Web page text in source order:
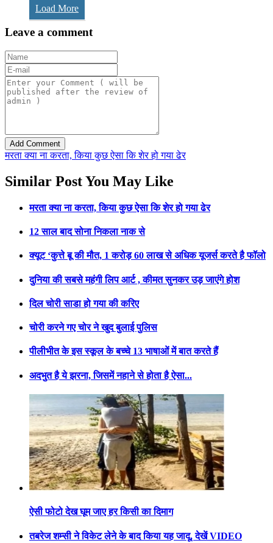
Load More
Leave a comment
मरता क्या ना करता, किया कुछ ऐसा कि शेर हो गया ढेर
Similar Post You May Like
मरता क्या ना करता, किया कुछ ऐसा कि शेर हो गया ढेर
12 साल बाद सोना निकला नाक से
क्यूट ‘कुत्ते बू की मौत, 1 करोड़ 60 लाख से अधिक यूजर्स करते है फॉलो
दुनिया की सबसे महंगी लिप आर्ट , कीमत सुनकर उड़ जाएंगे होश
दिल चोरी साडा हो गया की करिए
चोरी करने गए चोर ने खुद बुलाई पुलिस
पीलीभीत के इस स्कूल के बच्चे 13 भाषाओं में बात करते हैं
अदभुत है ये झरना, जिसमें नहाने से होता है ऐसा...
ऐसी फोटो देख घूम जाए हर किसी का दिमाग
तबरेज शम्सी ने विकेट लेने के बाद किया यह जादू, देखें VIDEO